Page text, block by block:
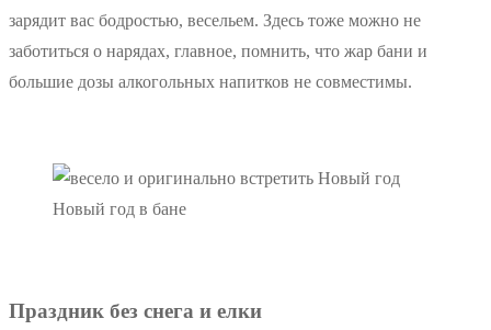
зарядит вас бодростью, весельем. Здесь тоже можно не
заботиться о нарядах, главное, помнить, что жар бани и
большие дозы алкогольных напитков не совместимы.
Новый год в бане
Праздник без снега и елки